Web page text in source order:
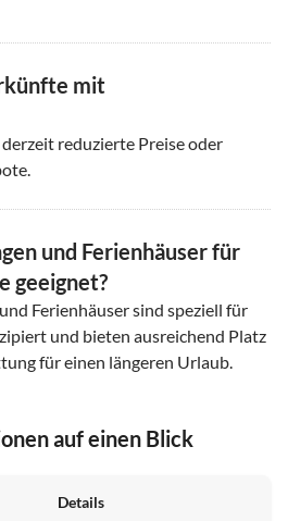
mit
reduzierte Preise oder
und Ferienhäuser für
geeignet?
Ferienhäuser sind speziell für
und bieten ausreichend Platz
für einen längeren Urlaub.
auf einen Blick
Details